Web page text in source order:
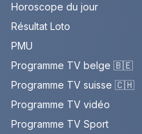
Horoscope du jour
Résultat Loto
PMU
Programme TV belge 🇧🇪
Programme TV suisse 🇨🇭
Programme TV vidéo
Programme TV Sport